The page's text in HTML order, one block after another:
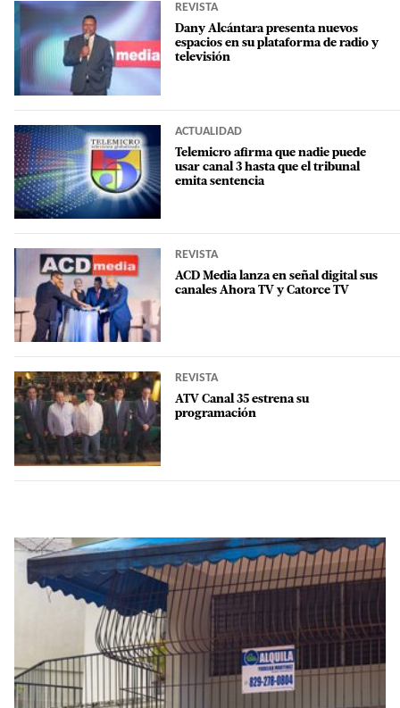
REVISTA
Dany Alcántara presenta nuevos
espacios en su plataforma de radio y
televisión
ACTUALIDAD
Telemicro afirma que nadie puede
usar canal 3 hasta que el tribunal
emita sentencia
REVISTA
ACD Media lanza en señal digital sus
canales Ahora TV y Catorce TV
REVISTA
ATV Canal 35 estrena su
programación